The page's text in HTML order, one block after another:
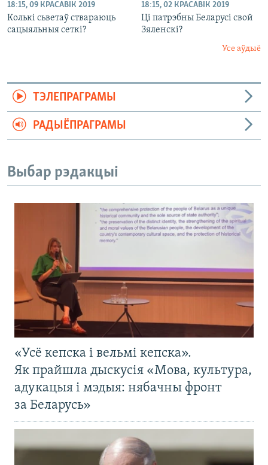
18:15, 09 КРАСАВІК 2019
Колькі сьветаў ствараюць
сацыяльныя сеткі?
18:15, 02 КРАСАВІК 2019
Ці патрэбны Беларусі свой
Зяленскі?
Усе аўдыё
ТЭЛЕПРАГРАМЫ
РАДЫЁПРАГРАМЫ
Выбар рэдакцыі
«Усё кепска і вельмі кепска».
Як прайшла дыскусія «Мова, культура,
адукацыя і мэдыя: нябачны фронт
за Беларусь»